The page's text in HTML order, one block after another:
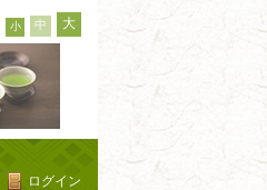
小 中 大
ログイン